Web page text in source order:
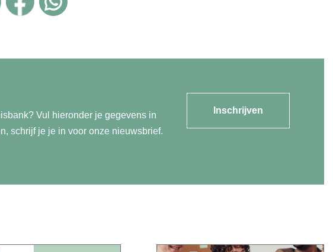
Vul hieronder je gegevens in
schrijf je je in voor onze nieuwsbrief.
Inschrijven